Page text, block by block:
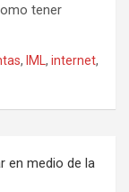
tener
, IML , internet,
en medio de la